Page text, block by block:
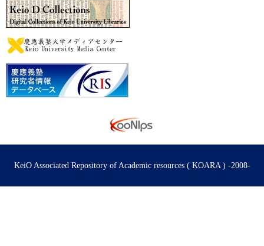
KeiO Associated Repository of Academic resources ( KOARA ) -2008-